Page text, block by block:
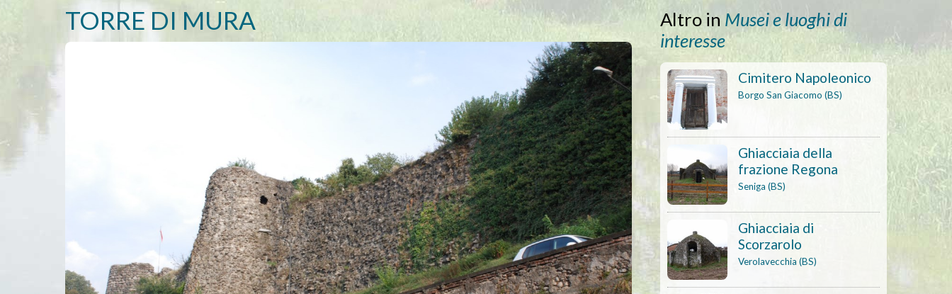
TORRE DI MURA Altro in Musei e luoghi di
interesse
Cimitero Napoleonico
Borgo San Giacomo (BS)
Ghiacciaia della
frazione Regona
Seniga (BS)
Ghiacciaia di
Scorzarolo
Verolavecchia (BS)